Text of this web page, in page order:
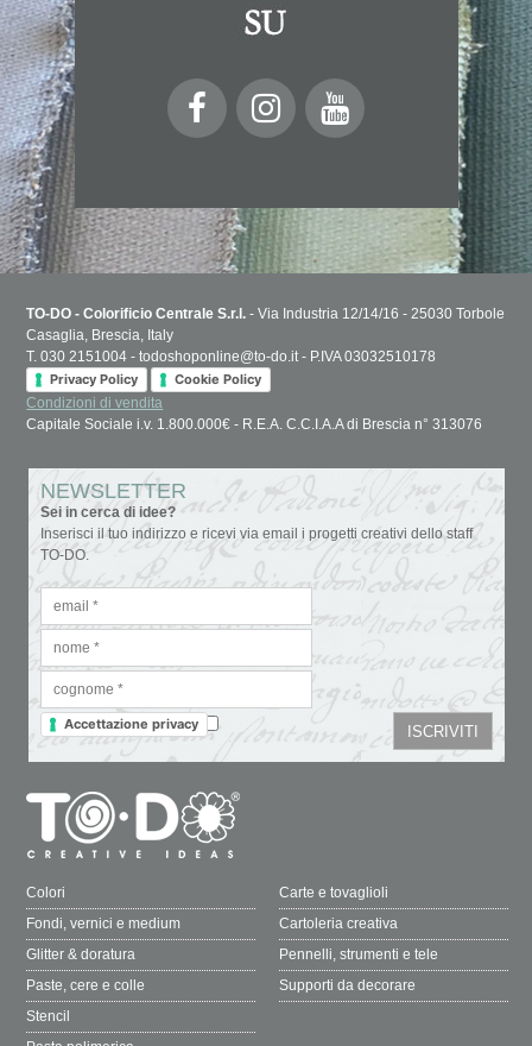
TO-DO - Colorificio Centrale S.r.l. - Via Industria 12/14/16 - 25030 Torbole
Casaglia, Brescia, Italy
T. 030 2151004 - todoshoponline@to-do.it - P.IVA 03032510178
Privacy Policy
Cookie Policy
Condizioni di vendita
Capitale Sociale i.v. 1.800.000€ - R.E.A. C.C.I.A.A di Brescia n° 313076
NEWSLETTER
Sei in cerca di idee?
Inserisci il tuo indirizzo e ricevi via email i progetti creativi dello staff
TO-DO.
Accettazione privacy
Colori
Fondi, vernici e medium
Glitter & doratura
Paste, cere e colle
Carte e tovaglioli
Cartoleria creativa
Pennelli, strumenti e tele
Supporti da decorare
Stencil